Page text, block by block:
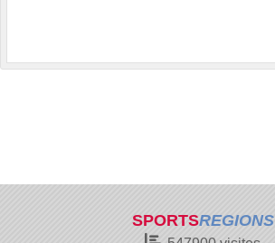
SPORTSREGIONS